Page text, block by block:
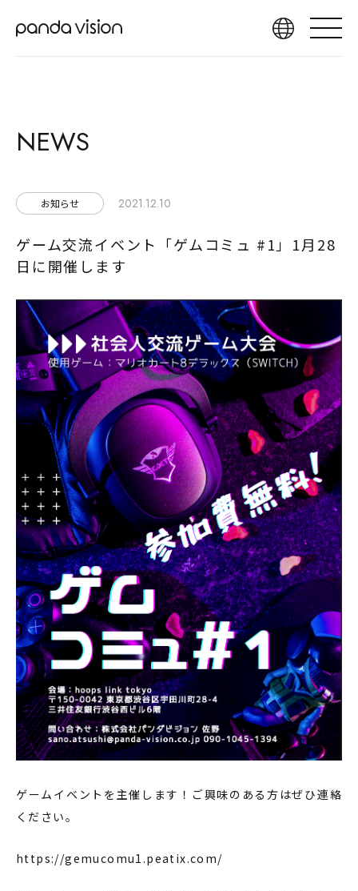
NEWS
お知らせ 2021.12.10
ゲーム交流イベント「ゲムコミュ #1」1月28
日に開催します
ゲームイベントを主催します！ご興味のある方はぜひ連絡
ください。
https://gemucomu1.peatix.com/